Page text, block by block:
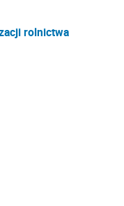
rolnictwa